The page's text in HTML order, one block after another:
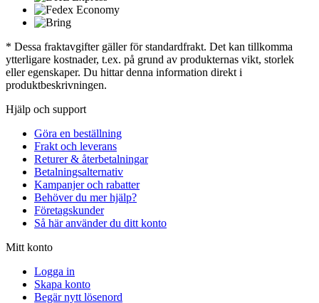
* Dessa fraktavgifter gäller för standardfrakt. Det kan tillkomma
ytterligare kostnader, t.ex. på grund av produkternas vikt, storlek
eller egenskaper. Du hittar denna information direkt i
produktbeskrivningen.
Hjälp och support
Göra en beställning
Frakt och leverans
Returer & återbetalningar
Betalningsalternativ
Kampanjer och rabatter
Behöver du mer hjälp?
Företagskunder
Så här använder du ditt konto
Mitt konto
Logga in
Skapa konto
Begär nytt lösenord